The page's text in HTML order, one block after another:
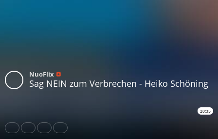
NuoFlix
Sag NEIN zum Verbrechen - Heiko Schöning
20:35
Share Like